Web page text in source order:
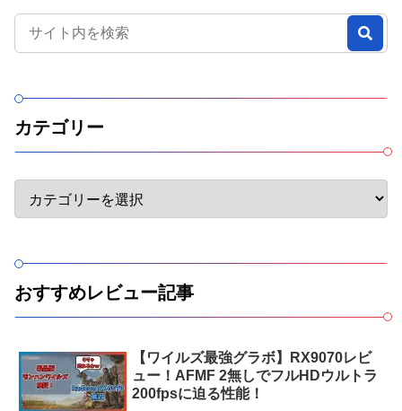
カテゴリー
おすすめレビュー記事
【ワイルズ最強グラボ】RX9070レビ
ュー！AFMF 2無しでフルHDウルトラ
200fpsに迫る性能！